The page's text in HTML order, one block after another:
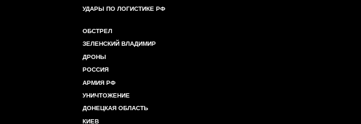
УДАРЫ ПО ЛОГИСТИКЕ РФ
ОБСТРЕЛ
ЗЕЛЕНСКИЙ ВЛАДИМИР
ДРОНЫ
РОССИЯ
АРМИЯ РФ
УНИЧТОЖЕНИЕ
ДОНЕЦКАЯ ОБЛАСТЬ
КИЕВ